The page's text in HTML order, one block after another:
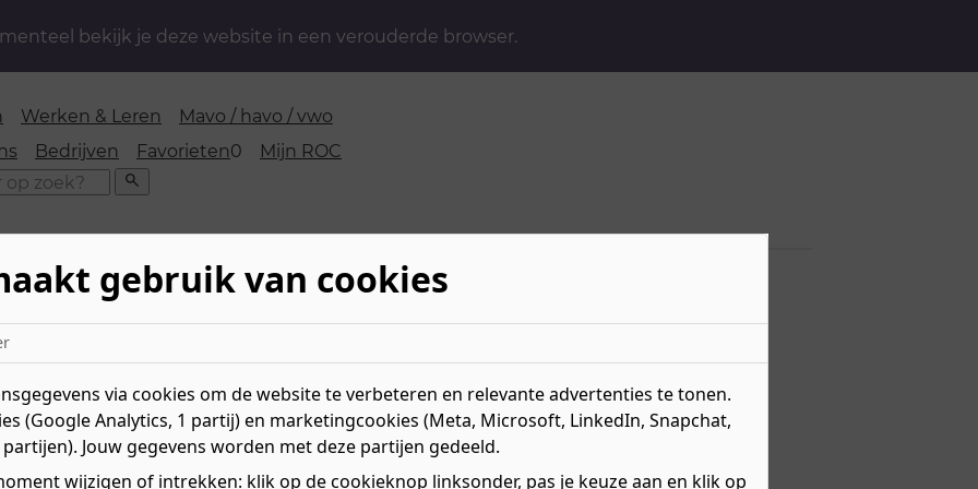
bekijk je deze website in een verouderde browser.
Werken & Leren
Mavo / havo / vwo
Bedrijven Favorieten0 favorieten
Mijn ROC
Zoeken
Leidinggevende hospitality
dag, kijk hieronder voor andere dagen
gebruik van cookies
via cookies om de website te verbeteren en relevante advertenties te tonen.
(Google Analytics, 1 partij) en marketingcookies (Meta, Microsoft, LinkedIn, Snapchat,
Jouw gegevens worden met deze partijen gedeeld.
wijzigen of intrekken: klik op de cookieknop linksonder, pas je keuze aan en klik op